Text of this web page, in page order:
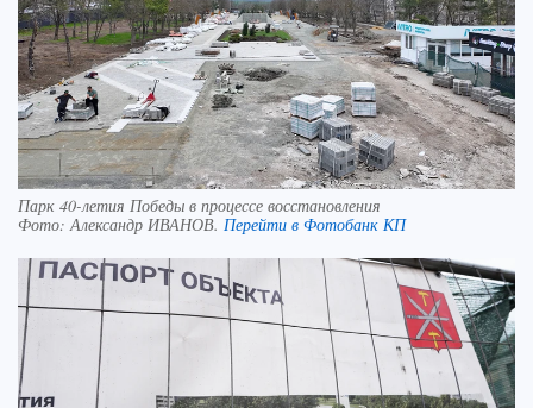
Парк 40-летия Победы в процессе восстановления
Фото: Александр ИВАНОВ. Перейти в Фотобанк КП